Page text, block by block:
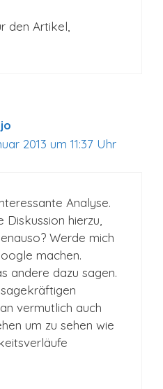
den Artikel,
2013 um 11:37 Uhr
Analyse.
Diskussion hierzu,
Werde mich
machen.
andere dazu sagen.
vermutlich auch
um zu sehen wie